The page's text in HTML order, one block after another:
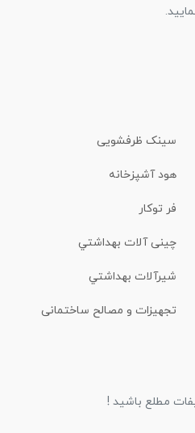
سینک ظرفشویی
هود آشپزخانه
فر توکار
چینی آلات بهداشتي
شیرآلات بهداشتي
تجهیزات و مصالح ساختمانی
مطلع باشید !